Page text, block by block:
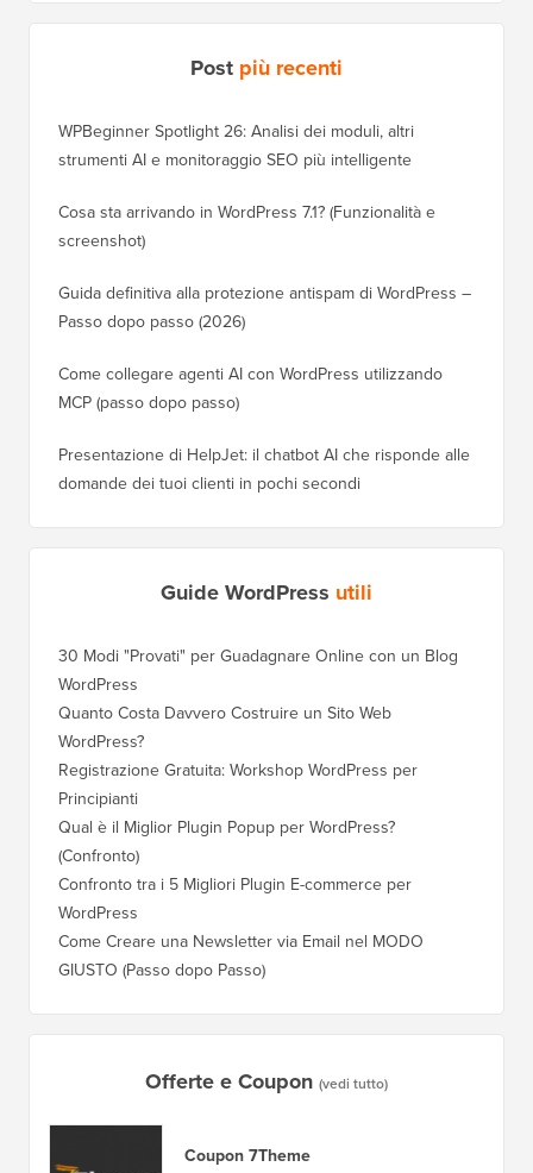
Post più recenti
WPBeginner Spotlight 26: Analisi dei moduli, altri
strumenti AI e monitoraggio SEO più intelligente
Cosa sta arrivando in WordPress 7.1? (Funzionalità e
screenshot)
Guida definitiva alla protezione antispam di WordPress –
Passo dopo passo (2026)
Come collegare agenti AI con WordPress utilizzando
MCP (passo dopo passo)
Presentazione di HelpJet: il chatbot AI che risponde alle
domande dei tuoi clienti in pochi secondi
Guide WordPress utili
30 Modi "Provati" per Guadagnare Online con un Blog
WordPress
Quanto Costa Davvero Costruire un Sito Web
WordPress?
Registrazione Gratuita: Workshop WordPress per
Principianti
Qual è il Miglior Plugin Popup per WordPress?
(Confronto)
Confronto tra i 5 Migliori Plugin E-commerce per
WordPress
Come Creare una Newsletter via Email nel MODO
GIUSTO (Passo dopo Passo)
Offerte e Coupon (vedi tutto)
Coupon 7Theme